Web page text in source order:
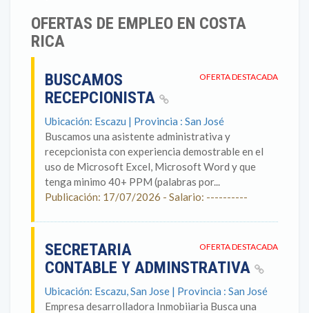
OFERTAS DE EMPLEO EN COSTA
RICA
OFERTA DESTACADA
BUSCAMOS
RECEPCIONISTA
Ubicación: Escazu | Provincia : San José
Buscamos una asistente administrativa y
recepcionista con experiencia demostrable en el
uso de Microsoft Excel, Microsoft Word y que
tenga minimo 40+ PPM (palabras por...
Publicación: 17/07/2026 - Salario: ----------
OFERTA DESTACADA
SECRETARIA
CONTABLE Y ADMINSTRATIVA
Ubicación: Escazu, San Jose | Provincia : San José
Empresa desarrolladora Inmobiiaria Busca una